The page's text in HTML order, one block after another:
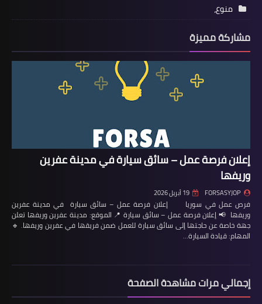
منوع،
مشاركة مميزة
إعلان فرصة عمل – سائق سيارة في مدينة عفرين
وريفها
FORSASYJOP 19 أبريل 2026
فرص عمل في سوريا إعلان فرصة عمل – سائق سيارة في مدينة عفرين
وريفها 📢 إعلان فرصة عمل – سائق سيارة 📍 الموقع: مدينة عفرين وريفها تعلن
جهة خاصة عن حاجتها إلى سائق سيارة للعمل ضمن فريقها في عفرين وريفها. 🔹
المهام: قيادة السيارة…
إجمالي مرات مشاهدة الصفحة